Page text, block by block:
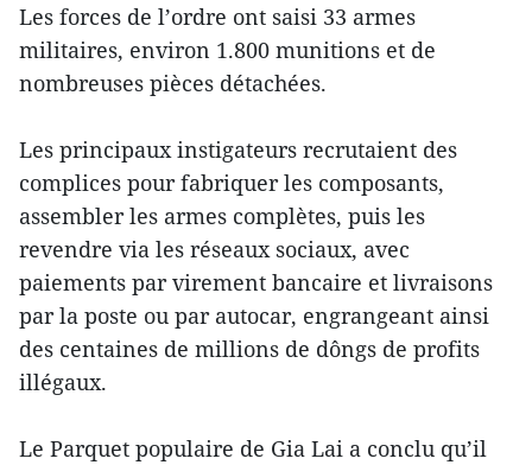
Les forces de l’ordre ont saisi 33 armes
militaires, environ 1.800 munitions et de
nombreuses pièces détachées.
Les principaux instigateurs recrutaient des
complices pour fabriquer les composants,
assembler les armes complètes, puis les
revendre via les réseaux sociaux, avec
paiements par virement bancaire et livraisons
par la poste ou par autocar, engrangeant ainsi
des centaines de millions de dôngs de profits
illégaux.
Le Parquet populaire de Gia Lai a conclu qu’il